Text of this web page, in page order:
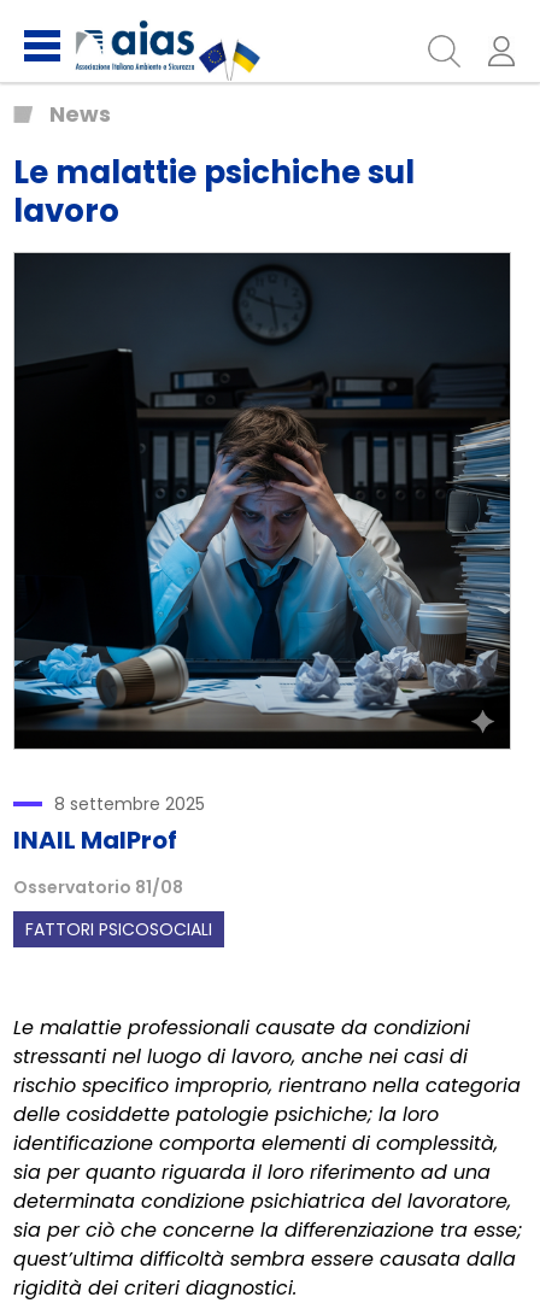
News
Le malattie psichiche sul
lavoro
8 settembre 2025
INAIL MalProf
Osservatorio 81/08
FATTORI PSICOSOCIALI
Le malattie professionali causate da condizioni
stressanti nel luogo di lavoro, anche nei casi di
rischio specifico improprio, rientrano nella categoria
delle cosiddette patologie psichiche; la loro
identificazione comporta elementi di complessità,
sia per quanto riguarda il loro riferimento ad una
determinata condizione psichiatrica del lavoratore,
sia per ciò che concerne la differenziazione tra esse;
quest’ultima difficoltà sembra essere causata dalla
rigidità dei criteri diagnostici.